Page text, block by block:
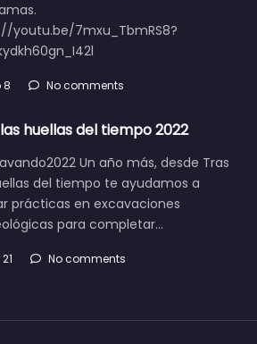
youtu.be/7mxu_TbmRS8?
8 No comments
huellas del tiempo 2022
Un año más, desde Tras
del tiempo te ayudamos a
prácticas en excavaciones
para completar…
No comments